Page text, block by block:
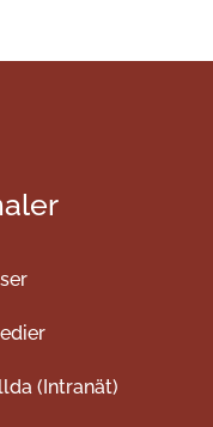
(Intranät)